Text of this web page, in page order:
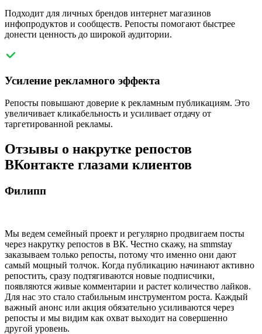
Подходит для личных брендов интернет магазинов
инфопродуктов и сообществ. Репосты помогают быстрее
донести ценность до широкой аудитории.
Усиление рекламного эффекта
Репосты повышают доверие к рекламным публикациям. Это
увеличивает кликабельность и усиливает отдачу от
таргетированной рекламы.
Отзывы о накрутке репостов
ВКонтакте глазами клиентов
Филипп
Мы ведем семейный проект и регулярно продвигаем посты
через накрутку репостов в ВК. Честно скажу, на smmstay
заказываем только репосты, потому что именно они дают
самый мощный толчок. Когда публикацию начинают активно
репостить, сразу подтягиваются новые подписчики,
появляются живые комментарии и растет количество лайков.
Для нас это стало стабильным инструментом роста. Каждый
важный анонс или акция обязательно усиливаются через
репосты и мы видим как охват выходит на совершенно
другой уровень.